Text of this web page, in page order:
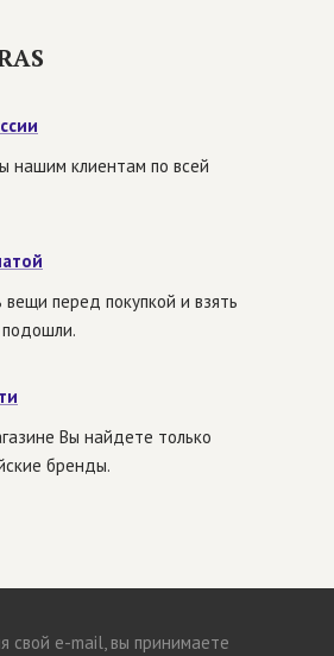
нашим клиентам по всей
перед покупкой и взять
Вы найдете только
бренды.
свой e-mail, вы принимаете